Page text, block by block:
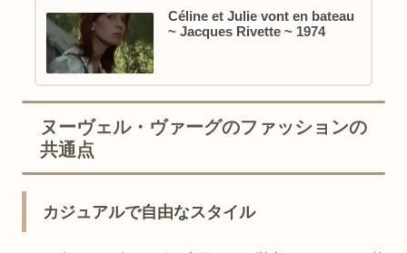
Céline et Julie vont en bateau
~ Jacques Rivette ~ 1974
ヌーヴェル・ヴァーグのファッションの
共通点
カジュアルで自由なスタイル